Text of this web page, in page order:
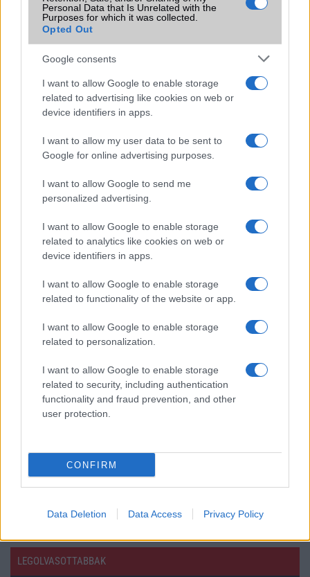
Personal Data that Is Unrelated with the
Purposes for which it was collected.
Opted Out
Google consents
I want to allow Google to enable storage
related to advertising like cookies on web or
device identifiers in apps.
I want to allow my user data to be sent to
Google for online advertising purposes.
I want to allow Google to send me
personalized advertising.
I want to allow Google to enable storage
related to analytics like cookies on web or
device identifiers in apps.
I want to allow Google to enable storage
related to functionality of the website or app.
I want to allow Google to enable storage
related to personalization.
I want to allow Google to enable storage
related to security, including authentication
functionality and fraud prevention, and other
user protection.
CONFIRM
Data Deletion Data Access Privacy Policy
párja
2018.02.13
Exynos 9810 processzor.
Már kapható a Doogee S98 Pro
hőkamerával és éjjellátóval
2022.06.08
A mai naptól, június 8-tól kapható a Doogee S98 Pro
strapatelefon Alien ihletésű dizájnnal
Hamarosan jön a Doogee S98 Pro
hőképalkotással és földönkívüli
2022.04.27
Június elején érkezik a Doogee harmadik modellje az idei
évben. Az S98 utódja, különleges kamera jellemzőkkel
rendelkezik.
Töltésben az iPhone-t is veri a OnePlus
9 Pro
2021.03.19| Android Police
LEGOLVASOTTABBAK